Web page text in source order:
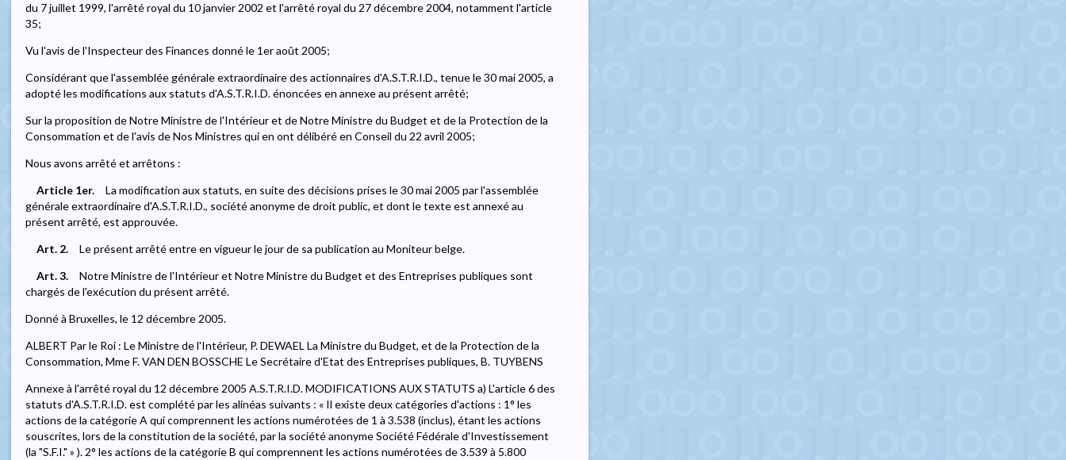
du 7 juillet 1999, l'arrêté royal du 10 janvier 2002 et l'arrêté royal du 27 décembre 2004, notamment l'article
35;
Vu l'avis de l'Inspecteur des Finances donné le 1er août 2005;
Considérant que l'assemblée générale extraordinaire des actionnaires d'A.S.T.R.I.D., tenue le 30 mai 2005, a
adopté les modifications aux statuts d'A.S.T.R.I.D. énoncées en annexe au présent arrêté;
Sur la proposition de Notre Ministre de l'Intérieur et de Notre Ministre du Budget et de la Protection de la
Consommation et de l'avis de Nos Ministres qui en ont délibéré en Conseil du 22 avril 2005;
Nous avons arrêté et arrêtons :
Article 1er.
La modification aux statuts, en suite des décisions prises le 30 mai 2005 par l'assemblée
générale extraordinaire d'A.S.T.R.I.D., société anonyme de droit public, et dont le texte est annexé au
présent arrêté, est approuvée.
Art. 2.
Le présent arrêté entre en vigueur le jour de sa publication au Moniteur belge.
Art. 3.
Notre Ministre de l'Intérieur et Notre Ministre du Budget et des Entreprises publiques sont
chargés de l'exécution du présent arrêté.
Donné à Bruxelles, le 12 décembre 2005.
ALBERT Par le Roi : Le Ministre de l'Intérieur, P. DEWAEL La Ministre du Budget, et de la Protection de la
Consommation, Mme F. VAN DEN BOSSCHE Le Secrétaire d'Etat des Entreprises publiques, B. TUYBENS
Annexe à l'arrêté royal du 12 décembre 2005 A.S.T.R.I.D. MODIFICATIONS AUX STATUTS a) L'article 6 des
statuts d'A.S.T.R.I.D. est complété par les alinéas suivants : « Il existe deux catégories d'actions : 1° les
actions de la catégorie A qui comprennent les actions numérotées de 1 à 3.538 (inclus), étant les actions
souscrites, lors de la constitution de la société, par la société anonyme Société Fédérale d'Investissement
(la "S.F.I." » ). 2° les actions de la catégorie B qui comprennent les actions numérotées de 3.539 à 5.800